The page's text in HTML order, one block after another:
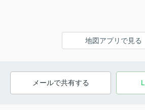
地図アプリで見る
メールで共有する